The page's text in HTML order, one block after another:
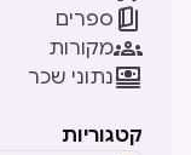
ספרים 
מקורות
נתוני שכר
קטגוריות